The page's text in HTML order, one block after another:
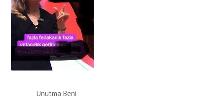
Unutma Beni